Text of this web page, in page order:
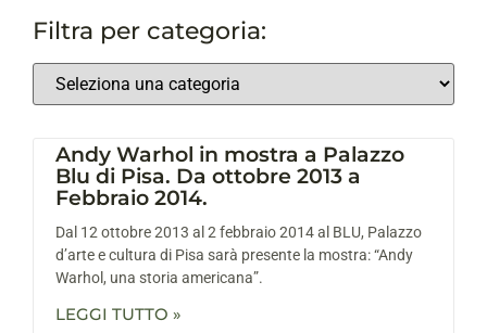
Filtra per categoria:
Andy Warhol in mostra a Palazzo
Blu di Pisa. Da ottobre 2013 a
Febbraio 2014.
Dal 12 ottobre 2013 al 2 febbraio 2014 al BLU, Palazzo
d’arte e cultura di Pisa sarà presente la mostra: “Andy
Warhol, una storia americana”.
LEGGI TUTTO »